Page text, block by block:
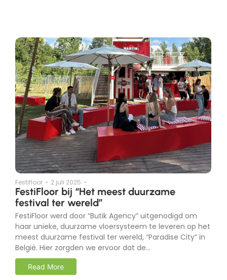
Festifloor - 2 juli 2025 -
FestiFloor bij “Het meest duurzame
festival ter wereld”
FestiFloor werd door “Butik Agency” uitgenodigd om
haar unieke, duurzame vloersysteem te leveren op het
meest duurzame festival ter wereld, “Paradise City” in
België. Hier zorgden we ervoor dat de...
Read More